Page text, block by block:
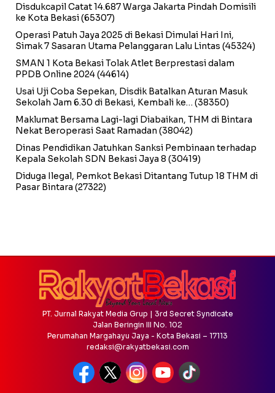
Disdukcapil Catat 14.687 Warga Jakarta Pindah Domisili
ke Kota Bekasi(65307)
Operasi Patuh Jaya 2025 di Bekasi Dimulai Hari Ini,
Simak 7 Sasaran Utama Pelanggaran Lalu Lintas (45324)
SMAN 1 Kota Bekasi Tolak Atlet Berprestasi dalam
PPDB Online 2024(44614)
Usai Uji Coba Sepekan, Disdik Batalkan Aturan Masuk
Sekolah Jam 6.30 di Bekasi, Kembali ke… (38350)
Maklumat Bersama Lagi-lagi Diabaikan, THM di Bintara
Nekat Beroperasi Saat Ramadan (38042)
Dinas Pendidikan Jatuhkan Sanksi Pembinaan terhadap
Kepala Sekolah SDN Bekasi Jaya 8 (30419)
Diduga Ilegal, Pemkot Bekasi Ditantang Tutup 18 THM di
Pasar Bintara (27322)
PT. Jurnal Rakyat Media Grup | 3rd Secret Syndicate
Jalan Beringin III No. 102
Perumahan Margahayu Jaya - Kota Bekasi – 17113
redaksi@rakyatbekasi.com